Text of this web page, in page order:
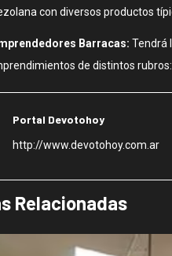
con diversos productos
Barracas: Tendrá
de distintos
Portal Devotohoy
http://www.devotohoy.com.ar
Relacionadas